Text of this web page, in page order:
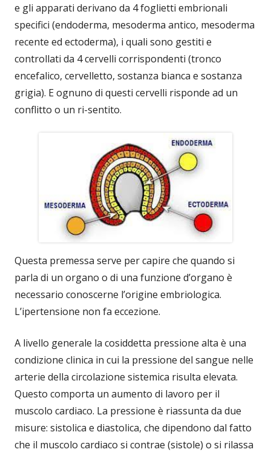
e gli apparati derivano da 4 foglietti embrionali
specifici (endoderma, mesoderma antico, mesoderma
recente ed ectoderma), i quali sono gestiti e
controllati da 4 cervelli corrispondenti (tronco
encefalico, cervelletto, sostanza bianca e sostanza
grigia). E ognuno di questi cervelli risponde ad un
conflitto o un ri-sentito.
Questa premessa serve per capire che quando si
parla di un organo o di una funzione d’organo è
necessario conoscerne l’origine embriologica.
L’ipertensione non fa eccezione.
A livello generale la cosiddetta pressione alta è una
condizione clinica in cui la pressione del sangue nelle
arterie della circolazione sistemica risulta elevata.
Questo comporta un aumento di lavoro per il
muscolo cardiaco. La pressione è riassunta da due
misure: sistolica e diastolica, che dipendono dal fatto
che il muscolo cardiaco si contrae (sistole) o si rilassa